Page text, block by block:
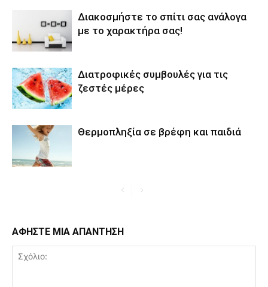
Διακοσμήστε το σπίτι σας ανάλογα
με το χαρακτήρα σας!
Διατροφικές συμβουλές για τις
ζεστές μέρες
Θερμοπληξία σε βρέφη και παιδιά
ΑΦΗΣΤΕ ΜΙΑ ΑΠΑΝΤΗΣΗ